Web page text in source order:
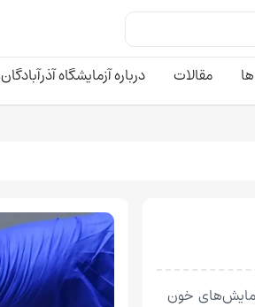
مقالات درباره آزمایشگاه آذرآبادگان
خون